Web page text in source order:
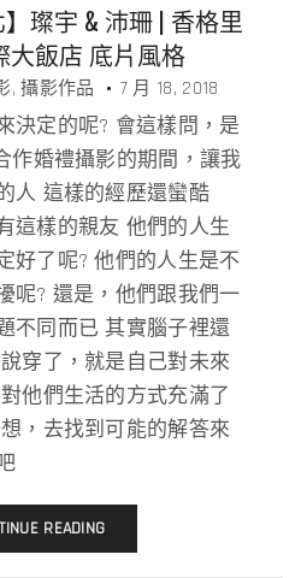
】璨宇 & 沛珊 | 香格里
大飯店 底片風格
攝影作品 7 月 18, 2018
決定的呢? 會這樣問，是
作婚禮攝影的期間，讓我
人 這樣的經歷還蠻酷
這樣的親友 他們的人生
好了呢? 他們的人生是不
呢? 還是，他們跟我們一
不同而已 其實腦子裡還
穿了，就是自己對未來
他們生活的方式充滿了
，去找到可能的解答來
READING